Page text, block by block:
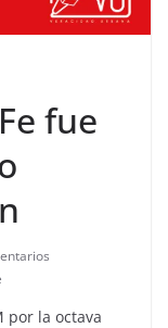
fue
por la octava